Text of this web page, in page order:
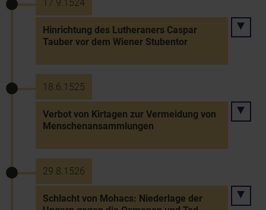
17.9.1524
Hinrichtung des Lutheraners Caspar
Tauber vor dem Wiener Stubentor
18.6.1525
Verbot von Kirtagen zur Vermeidung von
Menschenansammlungen
29.8.1526
Schlacht von Mohacs: Niederlage der